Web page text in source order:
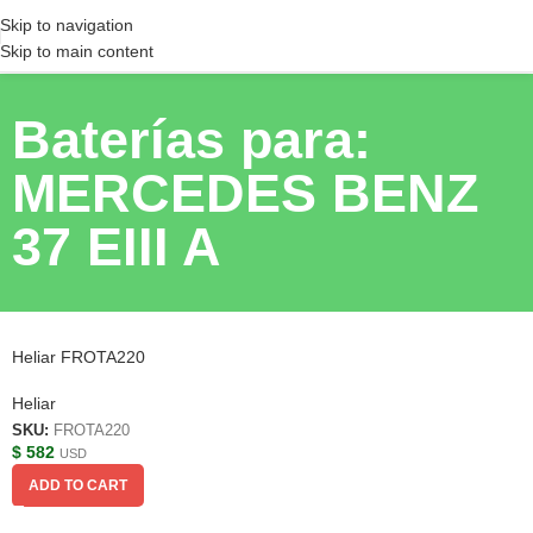
Skip to navigation
Skip to main content
Baterías para:
MERCEDES BENZ
37 EIII A
Heliar FROTA220
Heliar
SKU: FROTA220
$ 582 USD
ADD TO CART